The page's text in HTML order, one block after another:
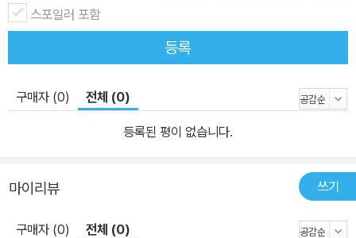
스포일러 포함
등록
구매자 (0) 전체 (0)
등록된 평이 없습니다.
마이리뷰 쓰기
구매자 (0) 전체 (0)